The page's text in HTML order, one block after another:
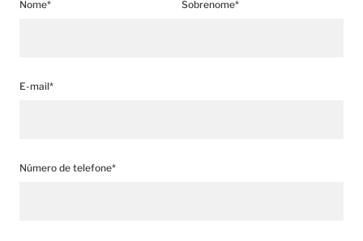
Nome* Sobrenome*
E-mail*
Número de telefone*